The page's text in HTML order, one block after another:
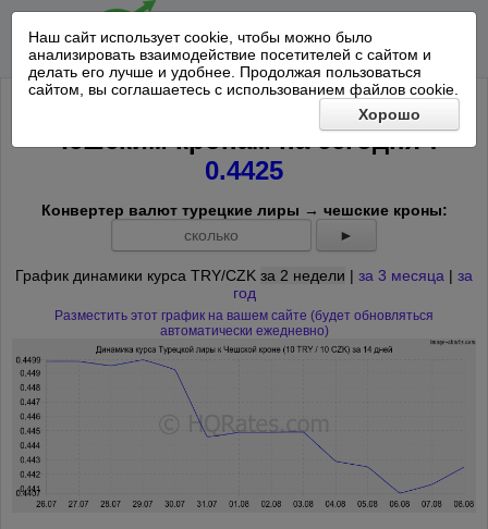
Наш сайт использует cookie, чтобы можно было
анализировать взаимодействие посетителей с сайтом и
делать его лучше и удобнее. Продолжая пользоваться
сайтом, вы соглашаетесь с использованием файлов cookie.
Хорошо
Курс 10 Турецкая лира к 10
Чешским кронам насегодня*:
0.4425
Конвертер валют турецкие лиры → чешские кроны:
►
График динамики курса TRY/CZK за 2 недели | за 3 месяца | за
год
Разместить этот график на вашем сайте (будет обновляться
автоматически ежедневно)